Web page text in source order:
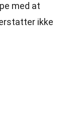
med at
ikke